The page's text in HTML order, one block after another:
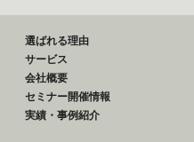
選ばれる理由
サービス
会社概要
セミナー開催情報
実績・事例紹介